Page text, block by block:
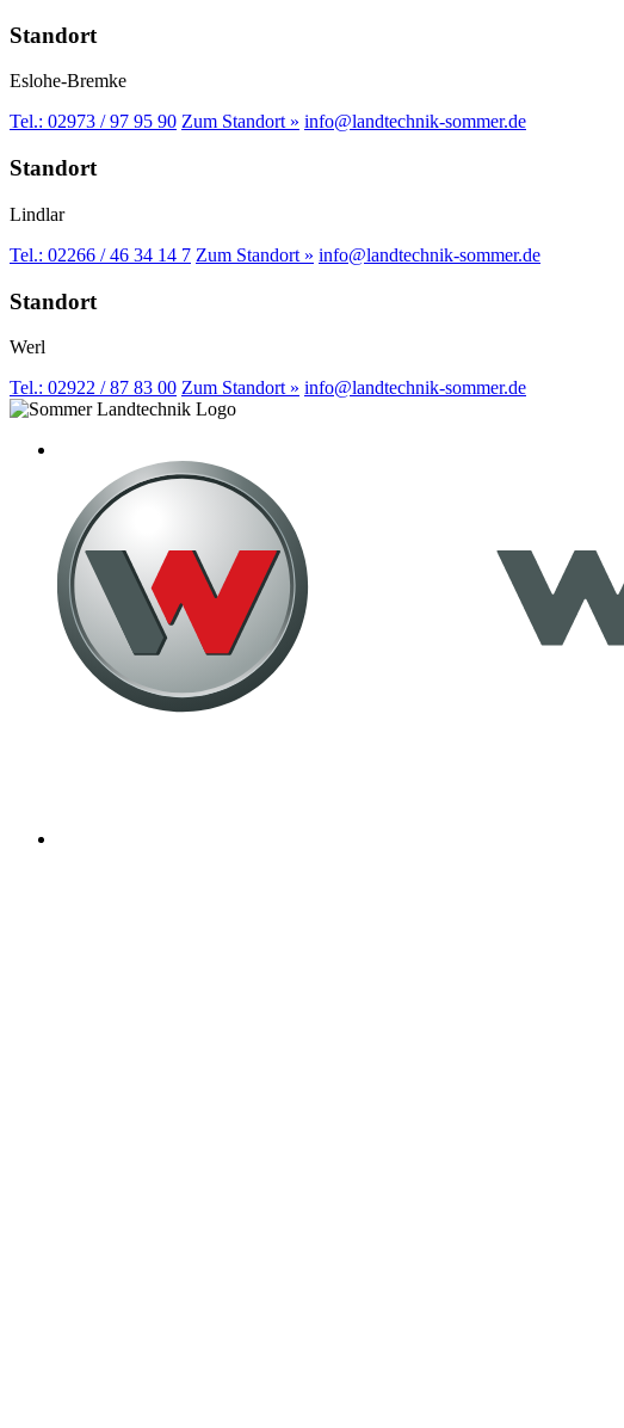
Standort
Eslohe-Bremke
Tel.: 02973 / 97 95 90 Zum Standort » info@landtechnik-sommer.de
Standort
Lindlar
Tel.: 02266 / 46 34 14 7 Zum Standort » info@landtechnik-sommer.de
Standort
Werl
Tel.: 02922 / 87 83 00 Zum Standort » info@landtechnik-sommer.de